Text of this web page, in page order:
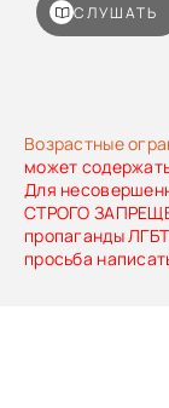
Возрастные
может
Для
СТРОГО
пропаганды
просьба
СЛУШАТЬ